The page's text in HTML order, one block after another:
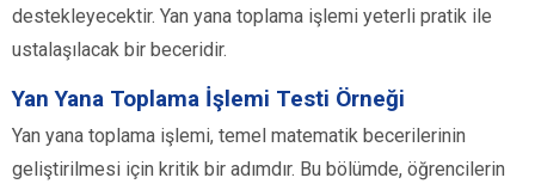
destekleyecektir. Yan yana toplama işlemi yeterli pratik ile
ustalaşılacak bir beceridir.
Yan Yana Toplama İşlemi Testi Örneği
Yan yana toplama işlemi, temel matematik becerilerinin
geliştirilmesi için kritik bir adımdır. Bu bölümde, öğrencilerin